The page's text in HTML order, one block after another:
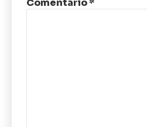
Comentário*